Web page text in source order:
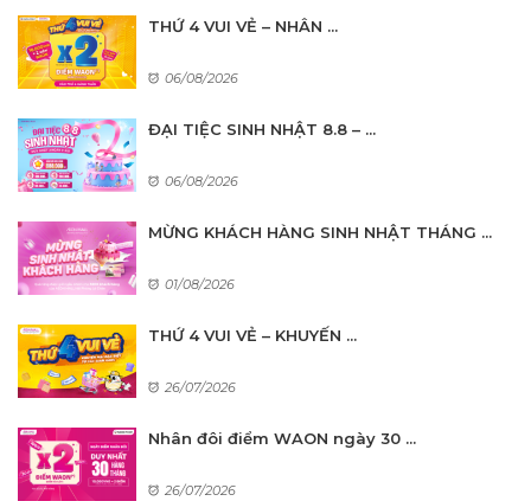
THỨ 4 VUI VẺ – NHÂN ...
06/08/2026
ĐẠI TIỆC SINH NHẬT 8.8 – ...
06/08/2026
MỪNG KHÁCH HÀNG SINH NHẬT THÁNG ...
01/08/2026
THỨ 4 VUI VẺ – KHUYẾN ...
26/07/2026
Nhân đôi điểm WAON ngày 30 ...
26/07/2026